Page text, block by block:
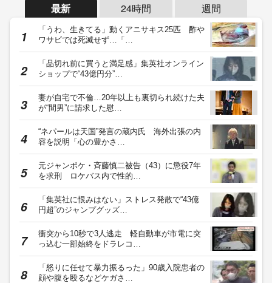
最新 24時間 週間
「うわ、生きてる」動くアニサキス25匹 酢や
ワサビでは死滅せず…「…
「品切れ前に買うと満足感」集英社オンライン
ショップで“43億円分”…
妻が自宅で不倫…20年以上も裏切られ続けた夫
が“間男”に請求した慰…
“ネパールは天国”発言の蔵内氏 海外出張の内
容を説明「心の豊かさ…
元ジャンポケ・斉藤慎二被告（43）に懲役7年
を求刑 ロケバス内で性的…
「集英社に恨みはない」ストレス発散で“43億
円超”のジャンプグッズ…
衝突から10秒で3人逃走 軽自動車が市電に突
っ込む一部始終をドラレコ…
「怒りに任せて暴力振るった」90歳入院患者の
顔や腹を殴るなどケガさ…